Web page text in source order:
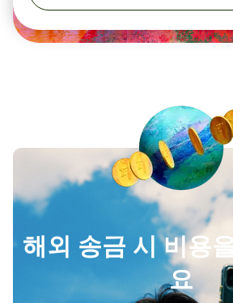
해외 송금 시 비용
요